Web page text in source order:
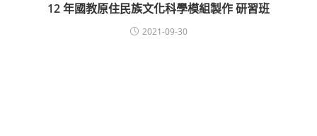
12 年國教原住民族文化科學模組製作 研習班
2021-09-30